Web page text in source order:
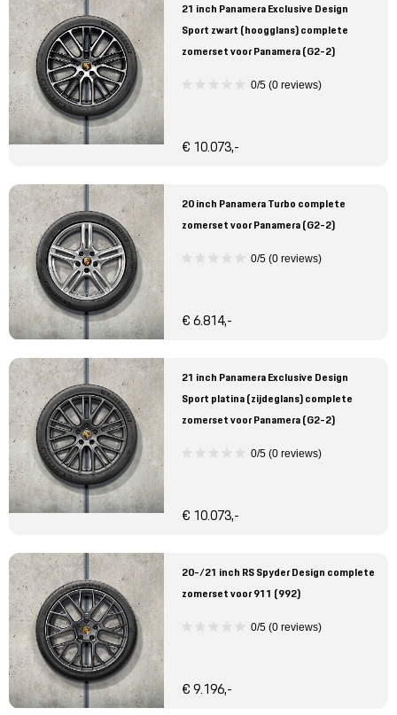
21 inch Panamera Exclusive Design
Sport zwart (hoogglans) complete
zomerset voor Panamera (G2-2)
0/5 (0 reviews)
€ 10.073,-
20 inch Panamera Turbo complete
zomerset voor Panamera (G2-2)
0/5 (0 reviews)
€ 6.814,-
21 inch Panamera Exclusive Design
Sport platina (zijdeglans) complete
zomerset voor Panamera (G2-2)
0/5 (0 reviews)
€ 10.073,-
20-/21 inch RS Spyder Design complete
zomerset voor 911 (992)
0/5 (0 reviews)
€ 9.196,-